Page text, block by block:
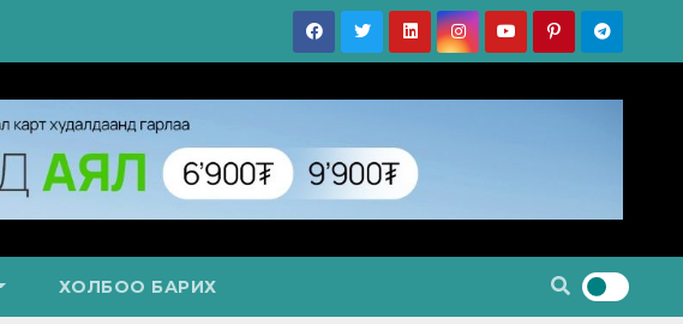
ХОЛБОО БАРИХ